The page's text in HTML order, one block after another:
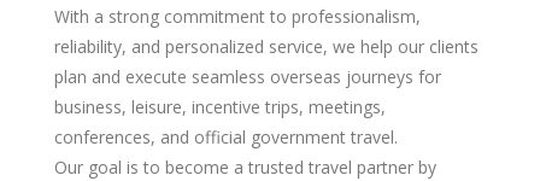
With a strong commitment to professionalism,
reliability, and personalized service, we help our clients
plan and execute seamless overseas journeys for
business, leisure, incentive trips, meetings,
conferences, and official government travel.
Our goal is to become a trusted travel partner by